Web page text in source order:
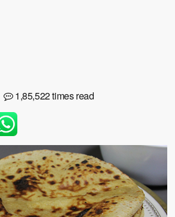
1,85,522 times read